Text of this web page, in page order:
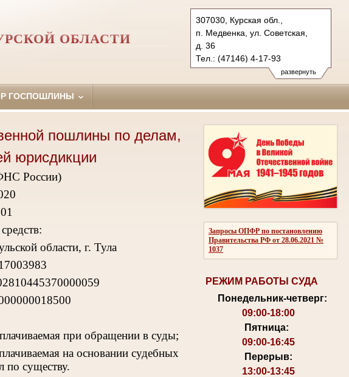
развернуть
307030, Курская обл.,
п. Медвенка, ул. Советская,
д. 36
Тел.: (47146) 4-17-93
medvensky.krs@sudrf.ru
ОБЛАСТИ
ГОСПОШЛИНЫ
Запросы ОПФР по постановлению
Правительства РФ от 28.06.2021 №
1037
РЕЖИМ РАБОТЫ СУДА
Понедельник-четверг:
09:00-18:00
Пятница:
09:00-16:45
Перерыв:
13:00-13:45
пошлины по делам,
юрисдикции
России)
области, г. Тула
при обращении в суды;
на основании судебных
по существу.